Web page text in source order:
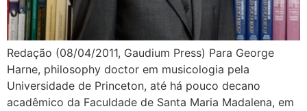
Redação (08/04/2011, Gaudium Press) Para George
Harne, philosophy doctor em musicologia pela
Universidade de Princeton, até há pouco decano
acadêmico da Faculdade de Santa Maria Madalena, em